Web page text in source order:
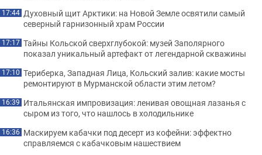
17:44 Духовный щит Арктики: на Новой Земле освятили самый
северный гарнизонный храм России
17:17 Тайны Кольской сверхглубокой: музей Заполярного
показал уникальный артефакт от легендарной скважины
17:10 Териберка, Западная Лица, Кольский залив: какие мосты
ремонтируют в Мурманской области этим летом?
16:39 Итальянская импровизация: ленивая овощная лазанья с
сыром из того, что нашлось в холодильнике
16:36 Маскируем кабачки под десерт из кофейни: эффектно
справляемся с кабачковым нашествием